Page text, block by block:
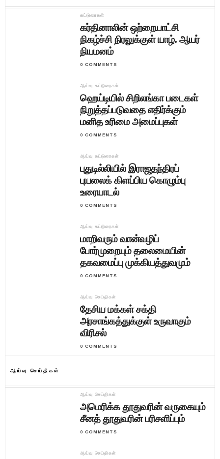
கட்டுரைகள்
கர்தினாலின் ஒற்றையாட்சி
நிகழ்ச்சி நிரலுக்குள் யாழ். ஆயர்
நியமனம்
0 COMMENTS
ஆய்வு கட்டுரைகள்
ஹெய்டியில் சிறிலங்கா படைகள்
நிறுத்தப்படுவதை எதிர்க்கும்
மனித உரிமை அமைப்புகள்
0 COMMENTS
ஆய்வு கட்டுரைகள்
புதுடில்லியில் இராஜதந்திரப்
புயலைக் கிளப்பிய கொழும்பு
உரையாடல்
0 COMMENTS
ஆய்வு கட்டுரைகள்
மாறிவரும் வான்வழிப்
போர்முறையும் தலைமையின்
தகவமைப்பு முக்கியத்துவமும்
0 COMMENTS
ஆய்வு செய்திகள்
தேசிய மக்கள் சக்தி
அரசாங்கத்துக்குள் உருவாகும்
விரிசல்
0 COMMENTS
ஆய்வு செய்திகள்
ஆய்வு செய்திகள்
அமெரிக்க தூதுவரின் வருகையும்
சீனத் தூதுவரின் பரிசளிப்பும்
0 COMMENTS
ஆய்வு செய்திகள்